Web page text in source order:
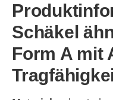
Schäkel
Form A mit